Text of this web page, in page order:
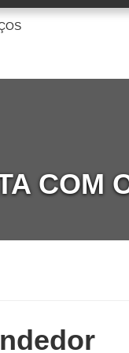
COM